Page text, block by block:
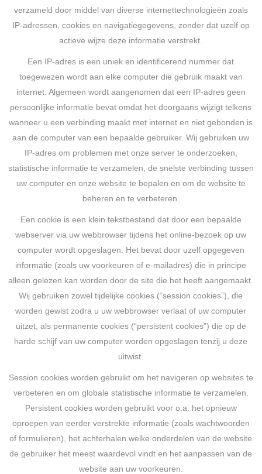
verzameld door middel van diverse internettechnologieën zoals
IP-adressen, cookies en navigatiegegevens, zonder dat uzelf op
actieve wijze deze informatie verstrekt.
Een IP-adres is een uniek en identificerend nummer dat
toegewezen wordt aan elke computer die gebruik maakt van
internet. Algemeen wordt aangenomen dat een IP-adres geen
persoonlijke informatie bevat omdat het doorgaans wijzigt telkens
wanneer u een verbinding maakt met internet en niet gebonden is
aan de computer van een bepaalde gebruiker. Wij gebruiken uw
IP-adres om problemen met onze server te onderzoeken,
statistische informatie te verzamelen, de snelste verbinding tussen
uw computer en onze website te bepalen en om de website te
beheren en te verbeteren.
Een cookie is een klein tekstbestand dat door een bepaalde
webserver via uw webbrowser tijdens het online-bezoek op uw
computer wordt opgeslagen. Het bevat door uzelf opgegeven
informatie (zoals uw voorkeuren of e-mailadres) die in principe
alleen gelezen kan worden door de site die het heeft aangemaakt.
Wij gebruiken zowel tijdelijke cookies (“session cookies”), die
worden gewist zodra u uw webbrowser verlaat of uw computer
uitzet, als permanente cookies (“persistent cookies”) die op de
harde schijf van uw computer worden opgeslagen tenzij u deze
uitwist.
Session cookies worden gebruikt om het navigeren op websites te
verbeteren en om globale statistische informatie te verzamelen.
Persistent cookies worden gebruikt voor o.a. het opnieuw
oproepen van eerder verstrekte informatie (zoals wachtwoorden
of formulieren), het achterhalen welke onderdelen van de website
de gebruiker het meest waardevol vindt en het aanpassen van de
website aan uw voorkeuren.